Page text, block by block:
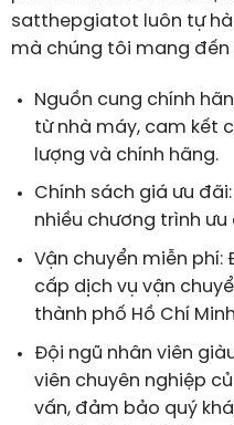
satthepgiatot luôn tự
mà chúng tôi mang đến
Nguồn cung chính
từ nhà máy, cam kết
lượng và chính hãng.
Chính sách giá ưu
nhiều chương trình
Vận chuyển miễn
cấp dịch vụ vận
thành phố Hồ Chí
Đội ngũ nhân viên
viên chuyên nghiệp
vấn, đảm bảo quý